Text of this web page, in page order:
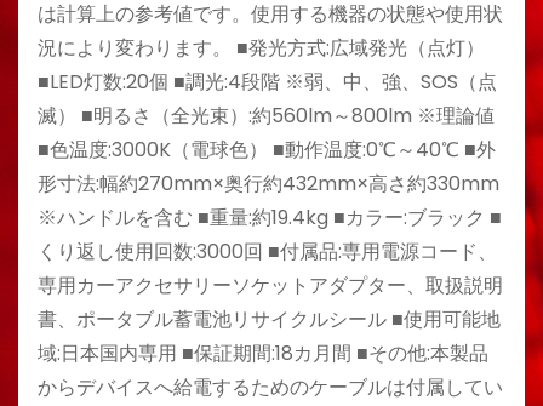
は計算上の参考値です。使用する機器の状態や使用状
況により変わります。 ■発光方式:広域発光（点灯）
■LED灯数:20個 ■調光:4段階 ※弱、中、強、SOS（点
滅） ■明るさ（全光束）:約560lm～800lm ※理論値
■色温度:3000K（電球色） ■動作温度:0℃～40℃ ■外
形寸法:幅約270mm×奥行約432mm×高さ約330mm
※ハンドルを含む ■重量:約19.4kg ■カラー:ブラック ■
くり返し使用回数:3000回 ■付属品:専用電源コード、
専用カーアクセサリーソケットアダプター、取扱説明
書、ポータブル蓄電池リサイクルシール ■使用可能地
域:日本国内専用 ■保証期間:18カ月間 ■その他:本製品
からデバイスへ給電するためのケーブルは付属してい